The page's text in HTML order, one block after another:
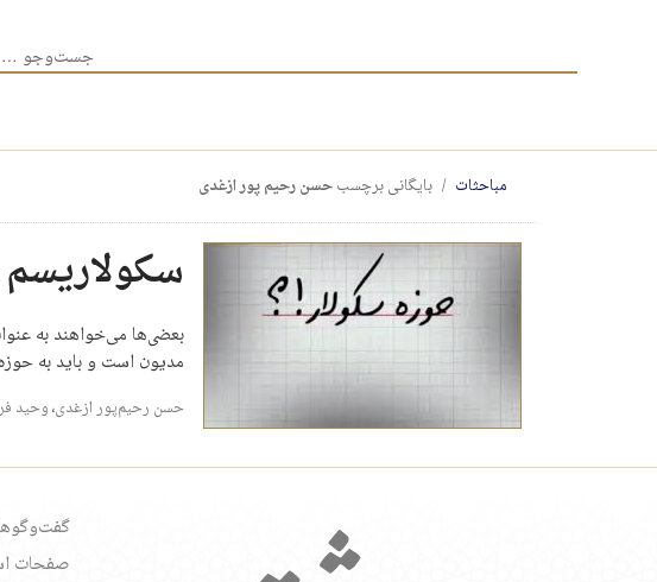
جست‌وجو برای:
مباحثات بایگانی برچسبحسن رحیم‌ پور ازغدی
بعضی‌ها می‌خواهند به
مدیون است و باید به
حسن رحیم‌پور ازغدی،وحید
صفحات